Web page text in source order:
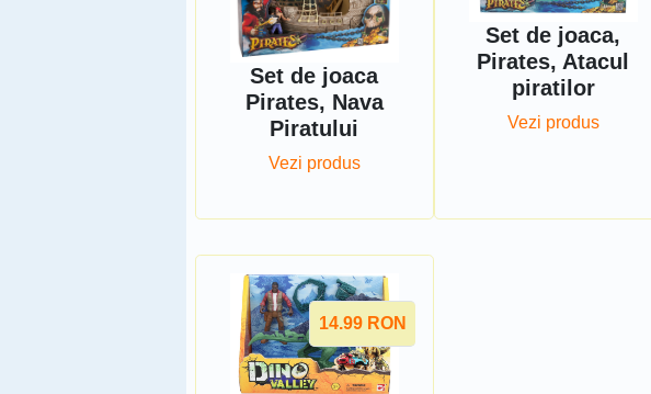
Set de joaca
Pirates, Nava
Piratului
Vezi produs
Set de joaca,
Pirates, Atacul
piratilor
Vezi produs
14.99 RON